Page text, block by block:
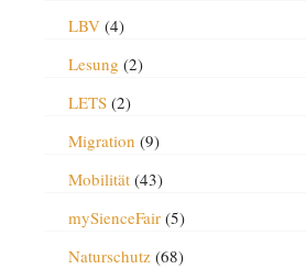
LBV(4)
Lesung (2)
LETS(2)
Migration (9)
Mobilität(43)
mySienceFair(5)
Naturschutz(68)